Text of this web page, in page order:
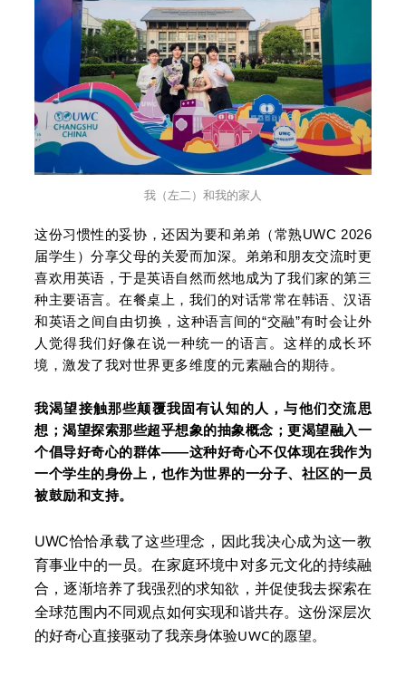
我（左二）和我的家人
这份习惯性的妥协，还因为要和弟弟（常熟UWC 2026
届学生）分享父母的关爱而加深。弟弟和朋友交流时更
喜欢用英语，于是英语自然而然地成为了我们家的第三
种主要语言。在餐桌上，我们的对话常常在韩语、汉语
和英语之间自由切换，这种语言间的“交融”有时会让外
人觉得我们好像在说一种统一的语言。这样的成长环
境，激发了我对世界更多维度的元素融合的期待。
我渴望接触那些颠覆我固有认知的人，与他们交流思
想；渴望探索那些超乎想象的抽象概念；更渴望融入一
个倡导好奇心的群体——这种好奇心不仅体现在我作为
一个学生的身份上，也作为世界的一分子、社区的一员
被鼓励和支持。
UWC恰恰承载了这些理念， 因此我决心成为这一教
育事业中的一员。在家庭环境中对多元文化的持续融
合，逐渐培养了我强烈的求知欲，并促使我去探索在
全球范围内不同观点如何实现和谐共存。这份深层次
的好奇心直接驱动了我亲身体验UWC的愿望。